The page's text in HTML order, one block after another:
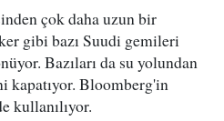
çok daha uzun bir
gibi bazı Suudi gemileri
Bazıları da su yolundan
kapatıyor. Bloomberg'in
kullanılıyor.